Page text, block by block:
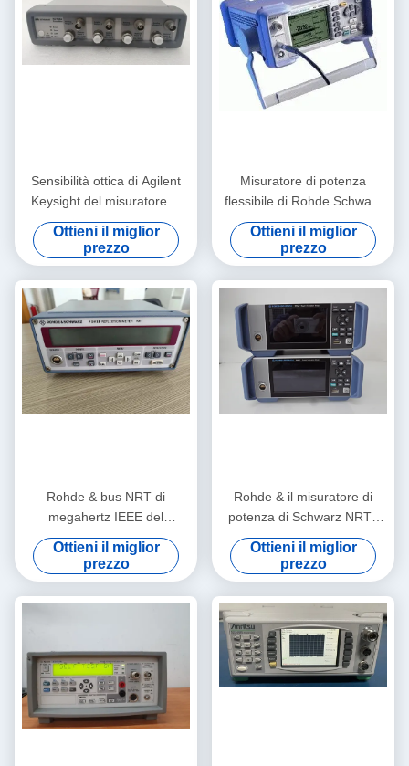
Sensibilità ottica di Agilent
Keysight del misuratore di
potenza di N7748A HP rf alta
Ottieni il miglior
prezzo
Misuratore di potenza
flessibile di Rohde Schwarz
di singolo Manica,
misuratore di potenza
multifunzionale di NRP
Ottieni il miglior
prezzo
Rohde & bus NRT di
megahertz IEEE del
rifornimento 400 di CA del
misuratore di potenza di
Schwarz rf
Ottieni il miglior
prezzo
Rohde & il misuratore di
potenza di Schwarz NRT2
inseriscono pratico multiuso
Ottieni il miglior
prezzo